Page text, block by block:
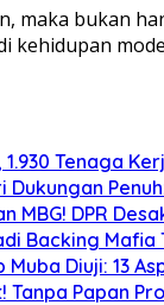
maka bukan
kehidupan
Tenaga
Dukungan
MBG! DPR
Backing
Diuji: 13
Tanpa Papan